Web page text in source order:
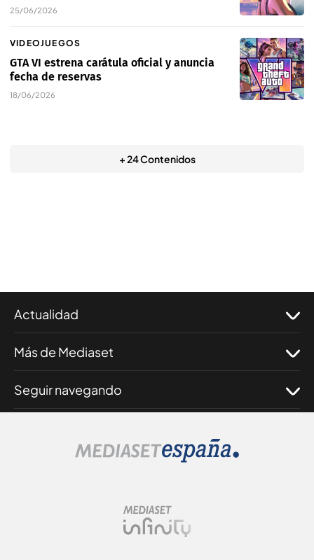
25/06/2026
VIDEOJUEGOS
GTA VI estrena carátula oficial y anuncia
fecha de reservas
18/06/2026
+ 24 Contenidos
Actualidad
Más de Mediaset
Seguir navegando